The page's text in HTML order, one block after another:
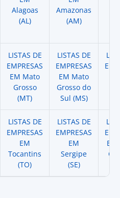
Alagoas
(AL)
Amazonas
(AM)
LISTAS DE
EMPRESAS
EM Mato
Grosso
(MT)
LISTAS DE
EMPRESAS
EM Mato
Grosso do
Sul (MS)
LISTAS DE
EMPRESAS
EM
Tocantins
(TO)
LISTAS DE
EMPRESAS
EM
Sergipe
(SE)
EM